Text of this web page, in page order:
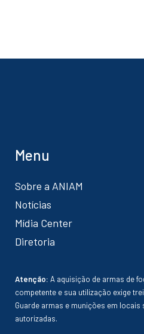
Menu
Sobre a ANIAM
Notícias
Mídia Center
Diretoria
Atenção: A aquisição de armas de
competente e sua utilização exige
Guarde armas e munições em
autorizadas.